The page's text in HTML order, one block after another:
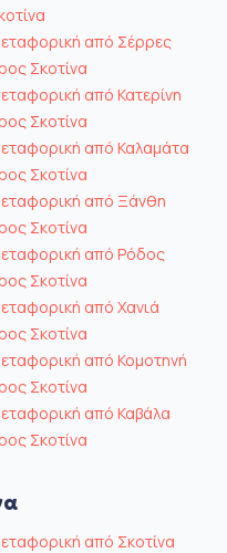
από Σέρρες
Σκοτίνα
από Κατερίνη
Σκοτίνα
από Καλαμάτα
Σκοτίνα
από Ξάνθη
Σκοτίνα
από Ρόδος
Σκοτίνα
από Χανιά
Σκοτίνα
από Κομοτηνή
Σκοτίνα
από Καβάλα
Σκοτίνα
από Σκοτίνα